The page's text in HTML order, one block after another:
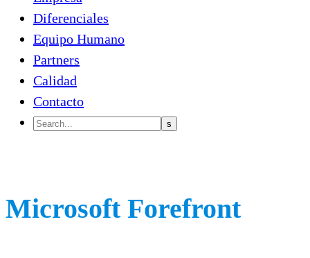
Diferenciales
Equipo Humano
Partners
Calidad
Contacto
Microsoft Forefront